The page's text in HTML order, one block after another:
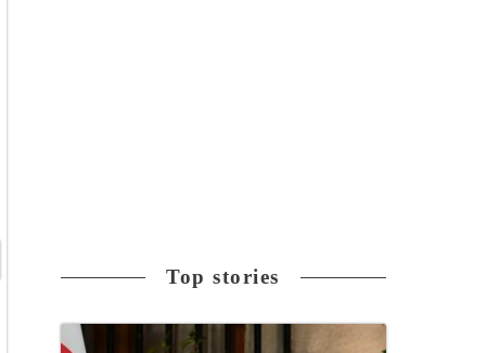
Top stories